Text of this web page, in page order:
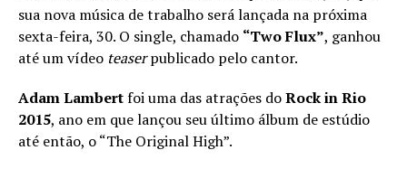
sua nova música de trabalho será lançada na próxima
sexta-feira, 30. O single, chamado “Two Flux”, ganhou
até um vídeo teaserpublicado pelo cantor.
Adam Lambertfoi uma das atrações doRock in Rio
2015, ano em que lançou seu último álbum de estúdio
até então, o “The Original High”.